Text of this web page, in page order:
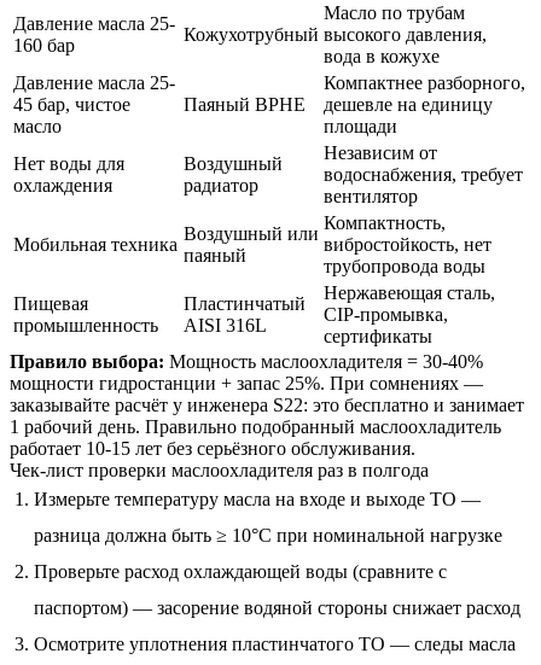
Давление масла 25-
160 бар
Кожухотрубный
Масло по трубам
высокого давления,
вода в кожухе
Давление масла 25-
45 бар, чистое
масло
Паяный BPHE
Компактнее разборного,
дешевле на единицу
площади
Нет воды для
охлаждения
Воздушный
радиатор
Независим от
водоснабжения, требует
вентилятор
Мобильная техника
Воздушный или
паяный
Компактность,
вибростойкость, нет
трубопровода воды
Пищевая
промышленность
Пластинчатый
AISI 316L
Нержавеющая сталь,
CIP-промывка,
сертификаты
Правило выбора: Мощность маслоохладителя = 30-40%
мощности гидростанции + запас 25%. При сомнениях —
заказывайте расчёт у инженера S22: это бесплатно и занимает
1 рабочий день. Правильно подобранный маслоохладитель
работает 10-15 лет без серьёзного обслуживания.
Чек-лист проверки маслоохладителя раз в полгода
Измерьте температуру масла на входе и выходе ТО —
разница должна быть ≥ 10°C при номинальной нагрузке
Проверьте расход охлаждающей воды (сравните с
паспортом) — засорение водяной стороны снижает расход
Осмотрите уплотнения пластинчатого ТО — следы масла